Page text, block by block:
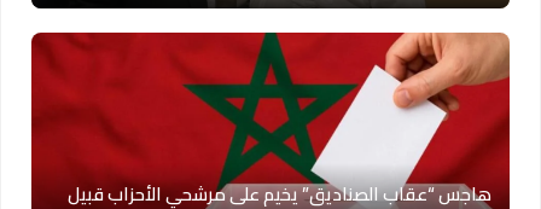
هاجس “عقاب الصناديق” يخيم على مرشحي الأحزاب قبيل